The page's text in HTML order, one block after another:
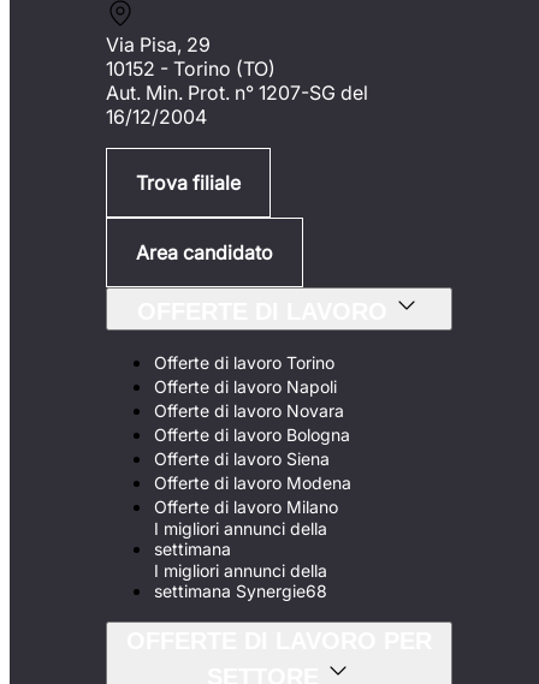
Via Pisa, 29
10152 - Torino (TO)
Aut. Min. Prot. n° 1207-SG del
16/12/2004
Trova filiale
Area candidato
Offerte di lavoro Torino
Offerte di lavoro Napoli
Offerte di lavoro Novara
Offerte di lavoro Bologna
Offerte di lavoro Siena
Offerte di lavoro Modena
Offerte di lavoro Milano
I migliori annunci della
settimana
I migliori annunci della
settimana Synergie68